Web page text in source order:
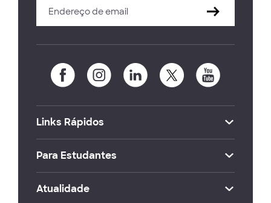
Links Rápidos
Para Estudantes
Atualidade